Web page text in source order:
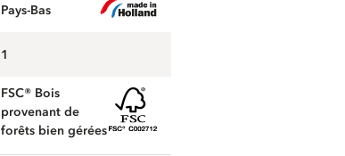
Pays-Bas
1
FSC® Bois
provenant de
forêts bien gérées